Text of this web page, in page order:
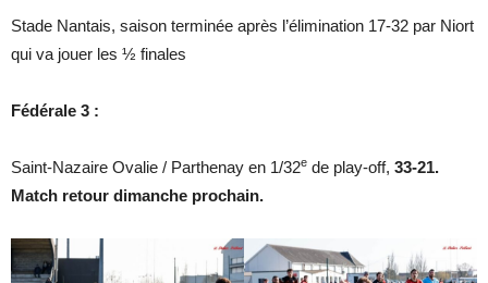
Stade Nantais, saison terminée après l’élimination 17-32 par Niort
qui va jouer les ½ finales
Fédérale 3 :
Saint-Nazaire Ovalie / Parthenay en 1/32e de play-off, 33-21.
Match retour dimanche prochain.